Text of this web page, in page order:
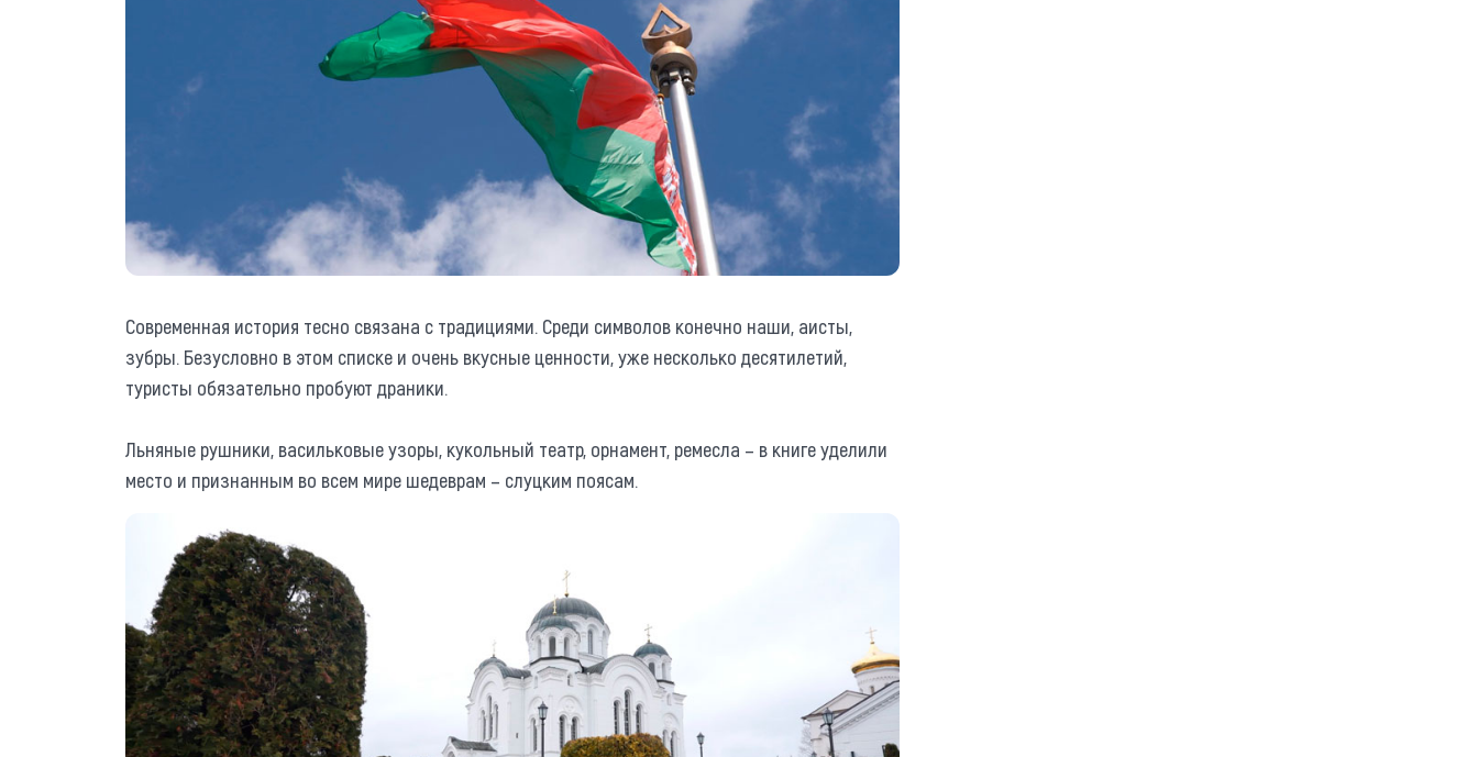
Современная история тесно связана с традициями. Среди символов конечно наши, аисты,
зубры. Безусловно в этом списке и очень вкусные ценности, уже несколько десятилетий,
туристы обязательно пробуют драники.
Льняные рушники, васильковые узоры, кукольный театр, орнамент, ремесла – в книге уделили
место и признанным во всем мире шедеврам – слуцким поясам.